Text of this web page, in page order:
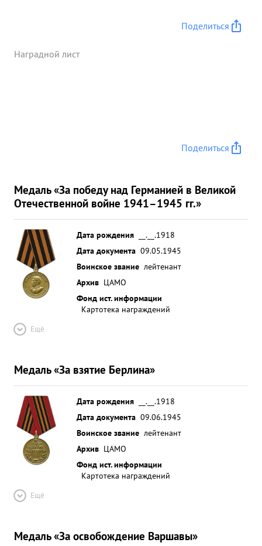
Поделиться
Наградной лист
Поделиться
Медаль «За победу над Германией в Великой
Отечественной войне 1941–1945 гг.»
Дата рождения
__.__.1918
Дата документа 09.05.1945
Воинское звание лейтенант
Архив ЦАМО
Фонд ист. информации
Картотека награждений
Ещё
Медаль «За взятие Берлина»
Дата рождения
__.__.1918
Дата документа 09.06.1945
Воинское звание лейтенант
Архив ЦАМО
Фонд ист. информации
Картотека награждений
Ещё
Медаль «За освобождение Варшавы»